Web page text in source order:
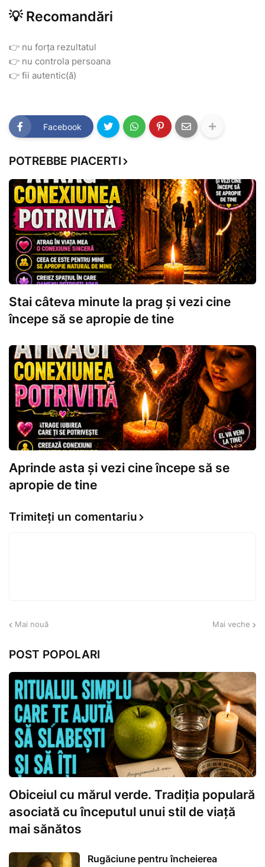
💡 Recomandări
👉 nu forța rezultatul
👉 nu controla persoana
👉 fii autentic(ă)
Facebook
POTREBBE PIACERTI
Stai câteva minute la prag și vezi cine
începe să se apropie de tine
Aprinde asta și vezi cine începe să se
apropie de tine
Trimiteți un comentariu
Mai nouă Mai veche
POST POPOLARI
Obiceiul cu mărul verde. Tradiția populară
asociată cu începutul unui stil de viață
mai sănătos
Rugăciune pentru încheierea